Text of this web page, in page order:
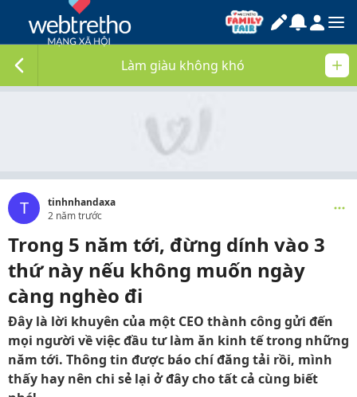
Làm giàu không khó
T
tinhnhandaxa
2 năm trước
Trong 5 năm tới, đừng dính vào 3
thứ này nếu không muốn ngày
càng nghèo đi
Đây là lời khuyên của một CEO thành công gửi đến
mọi người về việc đầu tư làm ăn kinh tế trong những
năm tới. Thông tin được báo chí đăng tải rồi, mình
thấy hay nên chi sẻ lại ở đây cho tất cả cùng biết